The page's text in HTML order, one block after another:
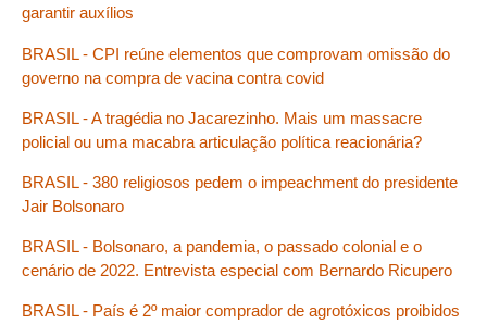
garantir auxílios
BRASIL - CPI reúne elementos que comprovam omissão do
governo na compra de vacina contra covid
BRASIL - A tragédia no Jacarezinho. Mais um massacre
policial ou uma macabra articulação política reacionária?
BRASIL - 380 religiosos pedem o impeachment do presidente
Jair Bolsonaro
BRASIL - Bolsonaro, a pandemia, o passado colonial e o
cenário de 2022. Entrevista especial com Bernardo Ricupero
BRASIL - País é 2º maior comprador de agrotóxicos proibidos